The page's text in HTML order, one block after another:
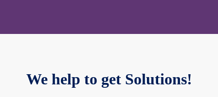
We help to get Solutions!